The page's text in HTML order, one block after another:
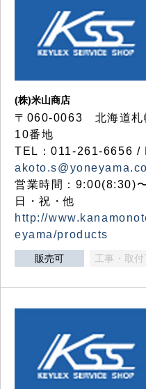
(株)米山商店
〒060-0063 北海道札
10番地
TEL：011-261-6656 /
営業時間：9:00(8:30)
日・祝・他
http://
eyama/products
販売可 工事・取付